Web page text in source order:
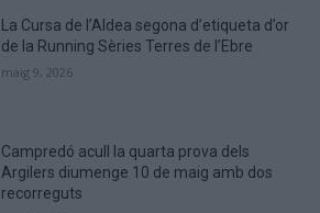
La Cursa de l’Aldea segona d’etiqueta d’or
de la Running Sèries Terres de l’Ebre
maig 9, 2026
Campredó acull la quarta prova dels
Argilers diumenge 10 de maig amb dos
recorreguts